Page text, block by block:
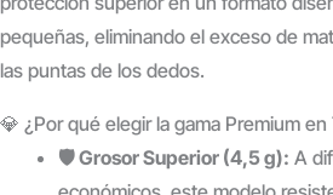
pequeñas, eliminando el exceso de
las puntas de los dedos.
💎 ¿Por qué elegir la gama Premium en
🛡️ Grosor Superior (4,5 g): A